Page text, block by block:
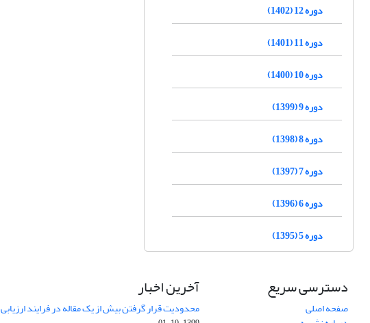
دوره 12 (1402)
دوره 11 (1401)
دوره 10 (1400)
دوره 9 (1399)
دوره 8 (1398)
دوره 7 (1397)
دوره 6 (1396)
دوره 5 (1395)
دسترسی سریع
صفحه اصلی
آخرین اخبار
محدودیت قرار گرفتن بیش از یک مقاله در فرایند ارزیابی